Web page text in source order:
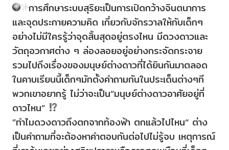
การศึกษาระบบสุริยะเป็นการเปิดกว้างจินตนาการ
และจุดประกายความคิด เกี่ยวกับจักรวาลให้กับเด็กๆ
อย่างไม่มีใครรู้ว่าจุดสิ้นสุดอยู่ตรงไหน มีดวงดาวและ
วัตถุอวกาศต่าง ๆ ล่องลอยอยู่อย่างกระจัดกระจาย
รวมไปถึงเรื่องของมนุษย์ต่างดาวที่ได้ยินกันมาตลอด
ในคาบเรียนนี้เด็กๆมักตั้งคำถามกันในประเด็นต่างๆที
พวกเขาอยากรู้ ไม่ว่าจะเป็น“มนุษย์ต่างดาวอาศัยอยู่ที่
ดาวไหน”
”ทำไมดวงดาวถึงตกจากท้องฟ้า ตกแล้วไปไหน“ ต่าง
เป็นคำถามที่จะต้องหาคำตอบกันต่อไปไม่รู้จบ เหตุการณ์